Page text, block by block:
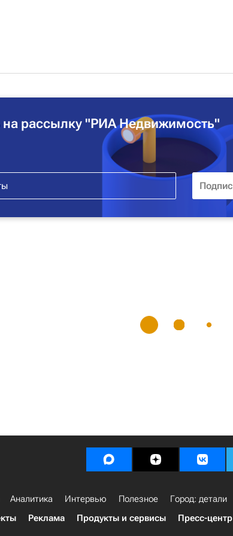
рассылку "РИА Недвижимость"
Аналитика Интервью Полезное Город: детали
Реклама Продукты и сервисы Пресс-центр